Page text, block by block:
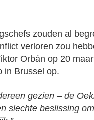
zouden al
verloren zou
Orbán op 20
in Brussel op.
gezien – de
slechte beslissing